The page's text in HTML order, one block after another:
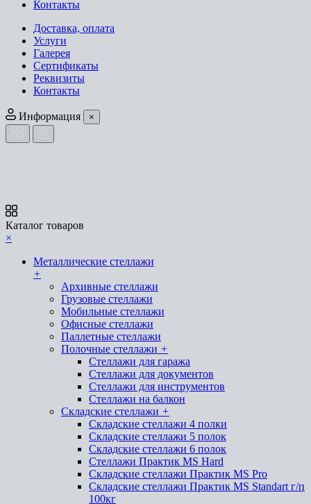
Контакты
Доставка, оплата
Услуги
Галерея
Сертификаты
Реквизиты
Контакты
Информация ×
Каталог товаров
×
Металлические стеллажи
+
Архивные стеллажи
Грузовые стеллажи
Мобильные стеллажи
Офисные стеллажи
Паллетные стеллажи
Полочные стеллажи +
Стеллажи для гаража
Стеллажи для документов
Стеллажи для инструментов
Стеллажи на балкон
Складские стеллажи +
Складские стеллажи 4 полки
Складские стеллажи 5 полок
Складские стеллажи 6 полок
Стеллажи Практик MS Hard
Складские стеллажи Практик MS Pro
Складские стеллажи Практик MS Standart г/п
100кг